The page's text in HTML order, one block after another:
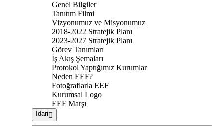
Genel Bilgiler
Tanıtım Filmi
Vizyonumuz ve Misyonumuz
2018-2022 Stratejik Planı
2023-2027 Stratejik Planı
Görev Tanımları
İş Akış Şemaları
Protokol Yaptığımız Kurumlar
Neden EEF?
Fotoğraflarla EEF
Kurumsal Logo
EEF Marşı
İdari